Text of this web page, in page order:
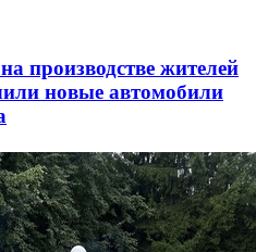
производстве жителей
новые автомобили